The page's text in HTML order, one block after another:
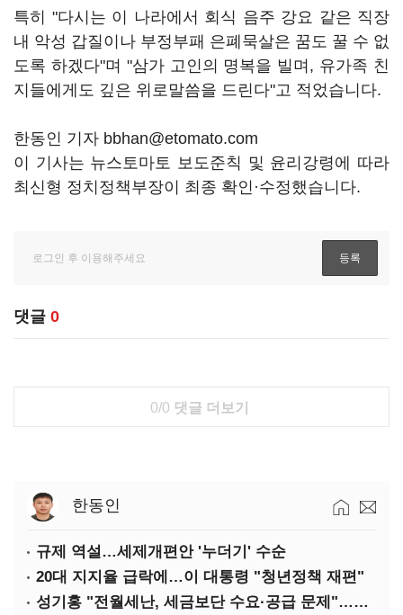
특히 "다시는 이 나라에서 회식 음주 강요 같은 직장
내 악성 갑질이나 부정부패 은폐묵살은 꿈도 꿀 수 없
도록 하겠다"며 "삼가 고인의 명복을 빌며, 유가족 친
지들에게도 깊은 위로말씀을 드린다"고 적었습니다.
한동인 기자 bbhan@etomato.com
이 기사는 뉴스토마토 보도준칙 및 윤리강령에 따라
최신형 정치정책부장이 최종 확인·수정했습니다.
댓글 0
0/0 댓글 더보기
한동인
규제 역설…세제개편안 '누더기' 수순
20대 지지율 급락에…이 대통령 "청년정책 재편"
성기홍 "전월세난, 세금보단 수요·공급 문제"…닥공 시사